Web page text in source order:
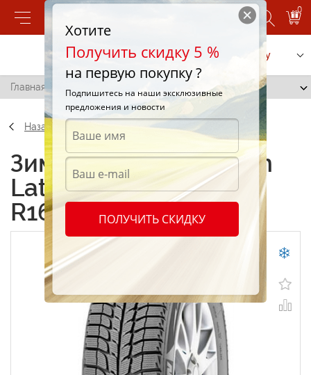
0
Позвонить Заказать услугу
Главная / Michelin Latitude X-Ice 245/70 R16 107T
Назад
Зимние шины Michelin
Latitude X-Ice 245/70
R16 107T
Хотите
Получить скидку 5 %
на первую покупку ?
Подпишитесь на наши эксклюзивные
предложения и новости
ПОЛУЧИТЬ СКИДКУ